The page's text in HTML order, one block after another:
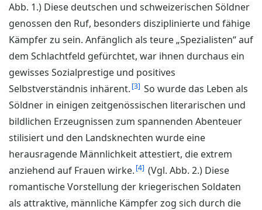
Abb. 1.) Diese deutschen und schweizerischen Söldner
genossen den Ruf, besonders disziplinierte und fähige
Kämpfer zu sein. Anfänglich als teure „Spezialisten“ auf
dem Schlachtfeld gefürchtet, war ihnen durchaus ein
gewisses Sozialprestige und positives
Selbstverständnis inhärent. 3 So wurde das Leben als
Söldner in einigen zeitgenössischen literarischen und
bildlichen Erzeugnissen zum spannenden Abenteuer
stilisiert und den Landsknechten wurde eine
herausragende Männlichkeit attestiert, die extrem
anziehend auf Frauen wirke. 4 (Vgl. Abb. 2.) Diese
romantische Vorstellung der kriegerischen Soldaten
als attraktive, männliche Kämpfer zog sich durch die